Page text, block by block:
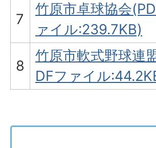
7
竹原市卓球協会
ァイル:239.7KB)
8
竹原市軟式野球連
DFファイル